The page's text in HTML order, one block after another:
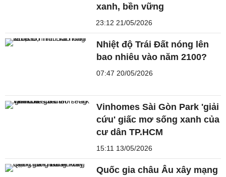
xanh, bền vững
23:12 21/05/2026
Nhiệt độ Trái Đất nóng lên
bao nhiêu vào năm 2100?
07:47 20/05/2026
Vinhomes Sài Gòn Park 'giải
cứu' giấc mơ sống xanh của
cư dân TP.HCM
15:11 13/05/2026
Quốc gia châu Âu xây mạng